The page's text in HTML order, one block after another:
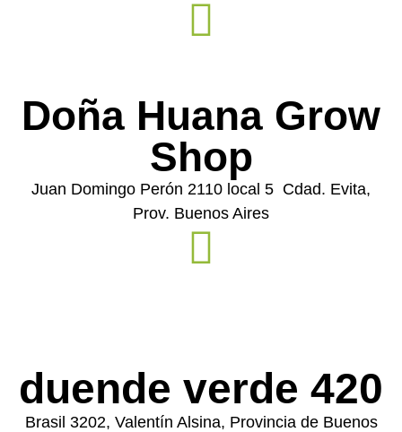
Doña Huana Grow
Shop
Juan Domingo Perón 2110 local 5 Cdad. Evita,
Prov. Buenos Aires
duende verde 420
Brasil 3202, Valentín Alsina, Provincia de Buenos